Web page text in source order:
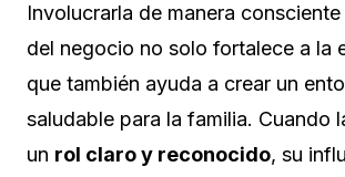
Involucrarla de manera
del negocio no solo fortalece a la
que también ayuda a crear un
saludable para la familia. Cuando
un rol claro y reconocido, su